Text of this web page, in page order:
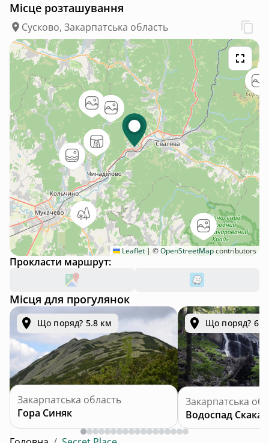
Місце розташування
Сусково, Закарпатська область
Leaflet | ©OpenStreetMapcontributors
Прокласти маршрут:
Місця для прогулянок
Що поряд? 5.8 км
Закарпатська область
Гора Синяк
Що поряд? 6.5
Закарпатська
Водоспад